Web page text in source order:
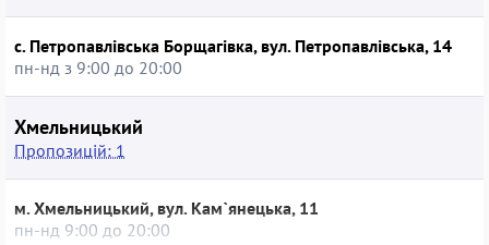
с. Петропавлівська Борщагівка, вул. Петропавлівська, 14
пн-нд з 9:00 до 20:00
Хмельницький
Пропозицій: 1
м. Хмельницький, вул. Кам`янецька, 11
пн-нд 9:00 до 20:00